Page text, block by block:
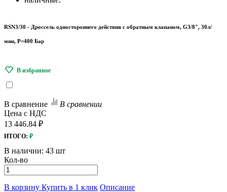
RSN3/30 - Дроссель одностороннего действия с обратным клапаном, G3/8", 30л/
мин, P=400 Бар
В сравнение
В сравнении
Цена с НДС
13 446.84 ₽
ИТОГО: ₽
В наличии: 43 шт
Кол-во
В корзину Купить в 1 клик Описание